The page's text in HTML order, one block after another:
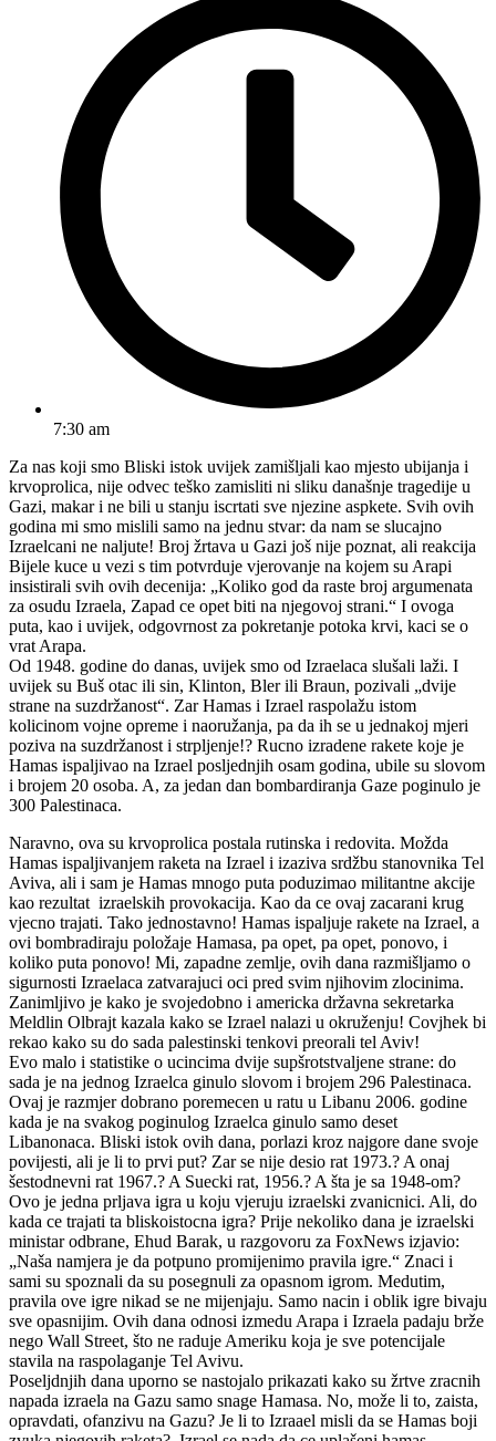
7:30 am
Za nas koji smo Bliski istok uvijek zamišljali kao mjesto ubijanja i
krvoprolica, nije odvec teško zamisliti ni sliku današnje tragedije u
Gazi, makar i ne bili u stanju iscrtati sve njezine aspkete. Svih ovih
godina mi smo mislili samo na jednu stvar: da nam se slucajno
Izraelcani ne naljute! Broj žrtava u Gazi još nije poznat, ali reakcija
Bijele kuce u vezi s tim potvrduje vjerovanje na kojem su Arapi
insistirali svih ovih decenija: „Koliko god da raste broj argumenata
za osudu Izraela, Zapad ce opet biti na njegovoj strani.“ I ovoga
puta, kao i uvijek, odgovrnost za pokretanje potoka krvi, kaci se o
vrat Arapa.
Od 1948. godine do danas, uvijek smo od Izraelaca slušali laži. I
uvijek su Buš otac ili sin, Klinton, Bler ili Braun, pozivali „dvije
strane na suzdržanost“. Zar Hamas i Izrael raspolažu istom
kolicinom vojne opreme i naoružanja, pa da ih se u jednakoj mjeri
poziva na suzdržanost i strpljenje!? Rucno izradene rakete koje je
Hamas ispaljivao na Izrael posljednjih osam godina, ubile su slovom
i brojem 20 osoba. A, za jedan dan bombardiranja Gaze poginulo je
300 Palestinaca.
Naravno, ova su krvoprolica postala rutinska i redovita. Možda
Hamas ispaljivanjem raketa na Izrael i izaziva srdžbu stanovnika Tel
Aviva, ali i sam je Hamas mnogo puta poduzimao militantne akcije
kao rezultat izraelskih provokacija. Kao da ce ovaj zacarani krug
vjecno trajati. Tako jednostavno! Hamas ispaljuje rakete na Izrael, a
ovi bombradiraju položaje Hamasa, pa opet, pa opet, ponovo, i
koliko puta ponovo! Mi, zapadne zemlje, ovih dana razmišljamo o
sigurnosti Izraelaca zatvarajuci oci pred svim njihovim zlocinima.
Zanimljivo je kako je svojedobno i americka državna sekretarka
Meldlin Olbrajt kazala kako se Izrael nalazi u okruženju! Covjhek bi
rekao kako su do sada palestinski tenkovi preorali tel Aviv!
Evo malo i statistike o ucincima dvije supšrotstvaljene strane: do
sada je na jednog Izraelca ginulo slovom i brojem 296 Palestinaca.
Ovaj je razmjer dobrano poremecen u ratu u Libanu 2006. godine
kada je na svakog poginulog Izraelca ginulo samo deset
Libanonaca. Bliski istok ovih dana, porlazi kroz najgore dane svoje
povijesti, ali je li to prvi put? Zar se nije desio rat 1973.? A onaj
šestodnevni rat 1967.? A Suecki rat, 1956.? A šta je sa 1948-om?
Ovo je jedna prljava igra u koju vjeruju izraelski zvanicnici. Ali, do
kada ce trajati ta bliskoistocna igra? Prije nekoliko dana je izraelski
ministar odbrane, Ehud Barak, u razgovoru za FoxNews izjavio:
„Naša namjera je da potpuno promijenimo pravila igre.“ Znaci i
sami su spoznali da su posegnuli za opasnom igrom. Medutim,
pravila ove igre nikad se ne mijenjaju. Samo nacin i oblik igre bivaju
sve opasnijim. Ovih dana odnosi izmedu Arapa i Izraela padaju brže
nego Wall Street, što ne raduje Ameriku koja je sve potencijale
stavila na raspolaganje Tel Avivu.
Poseljdnjih dana uporno se nastojalo prikazati kako su žrtve zracnih
napada izraela na Gazu samo snage Hamasa. No, može li to, zaista,
opravdati, ofanzivu na Gazu? Je li to Izraael misli da se Hamas boji